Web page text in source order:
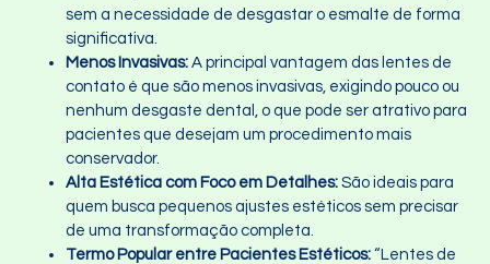
sem a necessidade de desgastar o esmalte de forma
significativa.
Menos Invasivas: A principal vantagem das lentes de
contato é que são menos invasivas, exigindo pouco ou
nenhum desgaste dental, o que pode ser atrativo para
pacientes que desejam um procedimento mais
conservador.
Alta Estética com Foco em Detalhes: São ideais para
quem busca pequenos ajustes estéticos sem precisar
de uma transformação completa.
Termo Popular entre Pacientes Estéticos: “Lentes de